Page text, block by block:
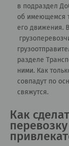
в подраздел
об имеющемся
его движения.
разделе
ними. Как
совпадут по
свяжутся.
Как